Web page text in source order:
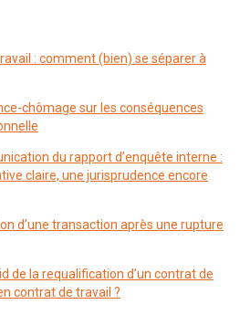
: comment (bien) se séparer à
chômage sur les conséquences
du rapport d’enquête interne :
claire, une jurisprudence encore
d’une transaction après une rupture
de la requalification d’un contrat de
contrat de travail ?